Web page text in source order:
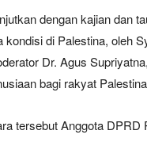
dengan kajian dan
kondisi di Palestina, oleh
Dr. Agus
bagi rakyat
tersebut Anggota